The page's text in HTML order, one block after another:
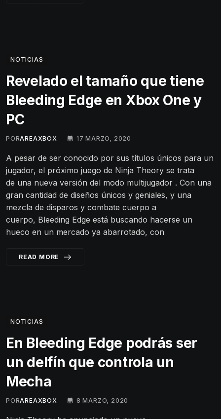
NOTICIAS
Revelado el tamaño que tiene
Bleeding Edge en Xbox One y
PC
PORAREAXBOX 17 MARZO, 2020
A pesar de ser conocido por sus títulos únicos para un
jugador, el próximo juego de Ninja Theory se trata
de una nueva versión del modo multijugador . Con una
gran cantidad de diseños únicos y geniales, y una
mezcla de disparos y combate cuerpo a
cuerpo, Bleeding Edge está buscando hacerse un
hueco en un mercado ya abarrotado, con
READ MORE
NOTICIAS
En Bleeding Edge podrás ser
un delfín que controla un
Mecha
PORAREAXBOX 8 MARZO, 2020